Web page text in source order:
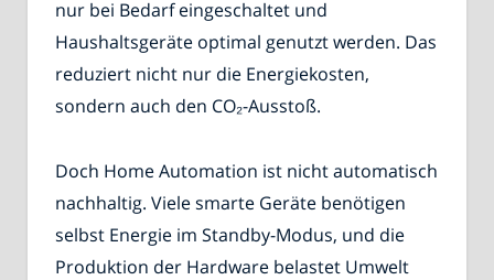
nur bei Bedarf eingeschaltet und
Haushaltsgeräte optimal genutzt werden. Das
reduziert nicht nur die Energiekosten,
sondern auch den CO₂-Ausstoß.
Doch Home Automation ist nicht automatisch
nachhaltig. Viele smarte Geräte benötigen
selbst Energie im Standby-Modus, und die
Produktion der Hardware belastet Umwelt